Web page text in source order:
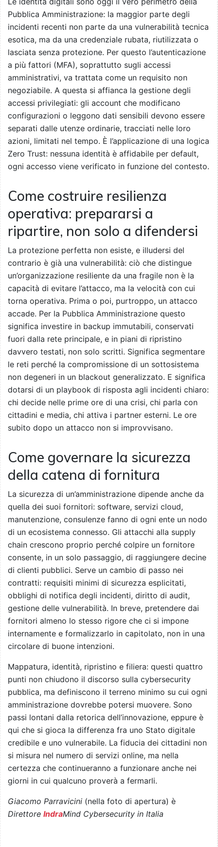
Pubblica Amministrazione: la maggior parte degli
incidenti recenti non parte da una vulnerabilità tecnica
esotica, ma da una credenziale rubata, riutilizzata o
lasciata senza protezione. Per questo l’autenticazione
a più fattori (MFA), soprattutto sugli accessi
amministrativi, va trattata come un requisito non
negoziabile. A questa si affianca la gestione degli
accessi privilegiati: gli account che modificano
configurazioni o leggono dati sensibili devono essere
separati dalle utenze ordinarie, tracciati nelle loro
azioni, limitati nel tempo. È l’applicazione di una logica
Zero Trust: nessuna identità è affidabile per default,
ogni accesso viene verificato in funzione del contesto.
Come costruire resilienza
operativa: prepararsi a
ripartire, non solo a difendersi
La protezione perfetta non esiste, e illudersi del
contrario è già una vulnerabilità: ciò che distingue
un’organizzazione resiliente da una fragile non è la
capacità di evitare l’attacco, ma la velocità con cui
torna operativa. Prima o poi, purtroppo, un attacco
accade. Per la Pubblica Amministrazione questo
significa investire in backup immutabili, conservati
fuori dalla rete principale, e in piani di ripristino
davvero testati, non solo scritti. Significa segmentare
le reti perché la compromissione di un sottosistema
non degeneri in un blackout generalizzato. E significa
dotarsi di un playbook di risposta agli incidenti chiaro:
chi decide nelle prime ore di una crisi, chi parla con
cittadini e media, chi attiva i partner esterni. Le ore
subito dopo un attacco non si improvvisano.
Come governare la sicurezza
della catena di fornitura
La sicurezza di un’amministrazione dipende anche da
quella dei suoi fornitori: software, servizi cloud,
manutenzione, consulenze fanno di ogni ente un nodo
di un ecosistema connesso. Gli attacchi alla supply
chain crescono proprio perché colpire un fornitore
consente, in un solo passaggio, di raggiungere decine
di clienti pubblici. Serve un cambio di passo nei
contratti: requisiti minimi di sicurezza esplicitati,
obblighi di notifica degli incidenti, diritto di audit,
gestione delle vulnerabilità. In breve, pretendere dai
fornitori almeno lo stesso rigore che ci si impone
internamente e formalizzarlo in capitolato, non in una
circolare di buone intenzioni.
Mappatura, identità, ripristino e filiera: questi quattro
punti non chiudono il discorso sulla cybersecurity
pubblica, ma definiscono il terreno minimo su cui ogni
amministrazione dovrebbe potersi muovere. Sono
passi lontani dalla retorica dell’innovazione, eppure è
qui che si gioca la differenza fra uno Stato digitale
credibile e uno vulnerabile. La fiducia dei cittadini non
si misura nel numero di servizi online, ma nella
certezza che continueranno a funzionare anche nei
giorni in cui qualcuno proverà a fermarli.
Giacomo Parravicini (nella foto di apertura) è
Direttore IndraMind Cybersecurity in Italia